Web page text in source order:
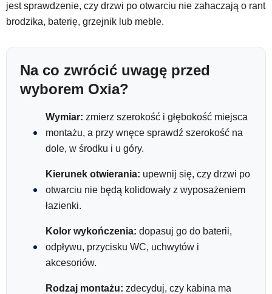
jest sprawdzenie, czy drzwi po otwarciu nie zahaczają o rant
brodzika, baterię, grzejnik lub meble.
Na co zwrócić uwagę przed
wyborem Oxia?
Wymiar: zmierz szerokość i głębokość miejsca
montażu, a przy wnęce sprawdź szerokość na
dole, w środku i u góry.
Kierunek otwierania: upewnij się, czy drzwi po
otwarciu nie będą kolidowały z wyposażeniem
łazienki.
Kolor wykończenia: dopasuj go do baterii,
odpływu, przycisku WC, uchwytów i
akcesoriów.
Rodzaj montażu: zdecyduj, czy kabina ma